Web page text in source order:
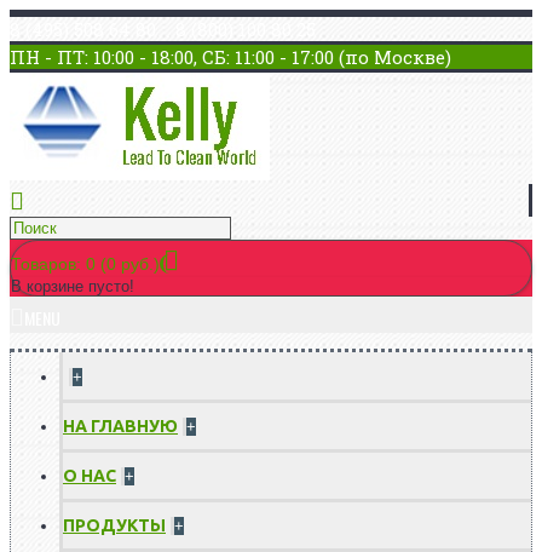
ПН - ПТ: 10:00 - 18:00, СБ: 11:00 - 17:00 (по Москве)
Товаров: 0 (0 руб.)
В корзине пусто!
+
НА ГЛАВНУЮ +
О НАС +
ПРОДУКТЫ +